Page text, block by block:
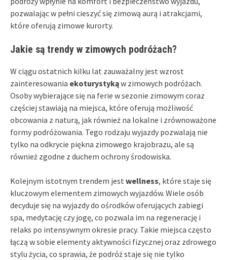
pozwalając w pełni cieszyć się zimową aurą i atrakcjami,
które oferują zimowe kurorty.
Jakie są trendy w zimowych podróżach?
W ciągu ostatnich kilku lat zauważalny jest wzrost
zainteresowania ekoturystykąw zimowych podróżach.
Osoby wybierające się na ferie w sezonie zimowym coraz
częściej stawiają na miejsca, które oferują możliwość
obcowania z naturą, jak również na lokalne i zrównoważone
formy podróżowania. Tego rodzaju wyjazdy pozwalają nie
tylko na odkrycie piękna zimowego krajobrazu, ale są
również zgodne z duchem ochrony środowiska.
Kolejnym istotnym trendem jest wellness, które staje się
kluczowym elementem zimowych wyjazdów. Wiele osób
decyduje się na wyjazdy do ośrodków oferujących zabiegi
spa, medytację czy jogę, co pozwala im na regenerację i
relaks po intensywnym okresie pracy. Takie miejsca często
łączą w sobie elementy aktywności fizycznej oraz zdrowego
stylu życia, co sprawia, że podróż staje się nie tylko